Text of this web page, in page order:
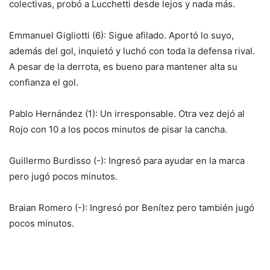
colectivas, probó a Lucchetti desde lejos y nada más.
Emmanuel Gigliotti (6): Sigue afilado. Aportó lo suyo,
además del gol, inquietó y luchó con toda la defensa rival.
A pesar de la derrota, es bueno para mantener alta su
confianza el gol.
Pablo Hernández (1): Un irresponsable. Otra vez dejó al
Rojo con 10 a los pocos minutos de pisar la cancha.
Guillermo Burdisso (-): Ingresó para ayudar en la marca
pero jugó pocos minutos.
Braian Romero (-): Ingresó por Benítez pero también jugó
pocos minutos.